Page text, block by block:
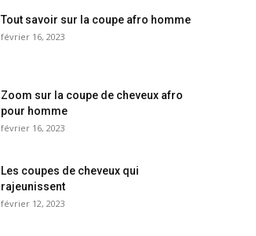
Tout savoir sur la coupe afro homme
février 16, 2023
Zoom sur la coupe de cheveux afro
pour homme
février 16, 2023
Les coupes de cheveux qui
rajeunissent
février 12, 2023